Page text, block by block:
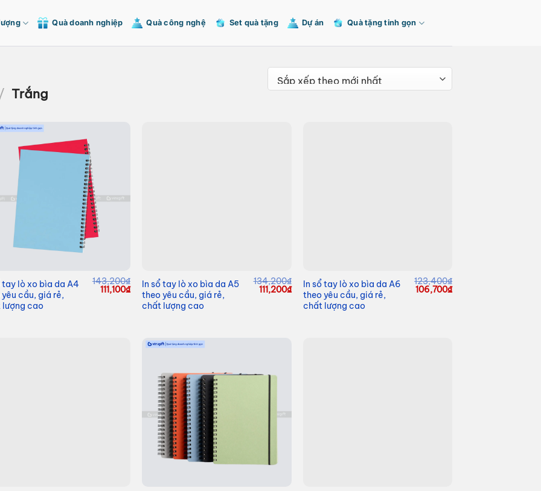
Quà doanh nghiệp Quà công nghệ Set quà tặng Dự án Quà tặng tinh gọn
/ Trắng
tay lò xo bìa da A4
cầu, giá rẻ,
lượng cao
143,200₫
Giá
gốc
111,100₫Giá
hiện
In sổ tay lò xo bìa da A5
theo yêu cầu, giá rẻ,
chất lượng cao
134,200₫
Giá
gốc
111,200₫Giá
hiện
In sổ tay lò xo bìa da A6
theo yêu cầu, giá rẻ,
chất lượng cao
123,400₫
Giá
gốc
106,700₫Giá